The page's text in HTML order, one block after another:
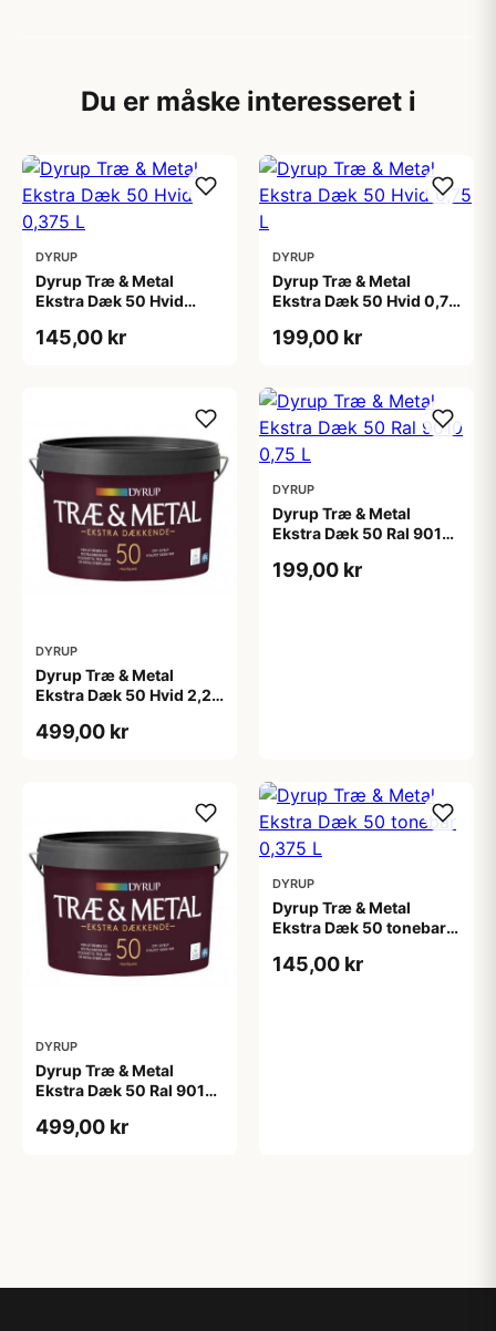
Du er måske interesseret i
DYRUP
Dyrup Træ & Metal
Ekstra Dæk 50 Hvid
145,00 kr
DYRUP
Dyrup Træ & Metal
Ekstra Dæk 50 Hvid 0,75
199,00 kr
DYRUP
Dyrup Træ & Metal
Ekstra Dæk 50 Hvid 2,25
499,00 kr
DYRUP
Dyrup Træ & Metal
Ekstra Dæk 50 Ral 9010
199,00 kr
DYRUP
Dyrup Træ & Metal
Ekstra Dæk 50 Ral 9010
499,00 kr
DYRUP
Dyrup Træ & Metal
Ekstra Dæk 50 tonebar
145,00 kr